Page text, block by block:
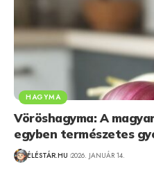
HAGYMA
Vöröshagyma: A
egyben természetes
ÉLÉSTÁR.HU 2026. JANUÁR 14.